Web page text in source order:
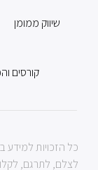
שיווק ממומן
קורסים
לצלם, לתרגם,